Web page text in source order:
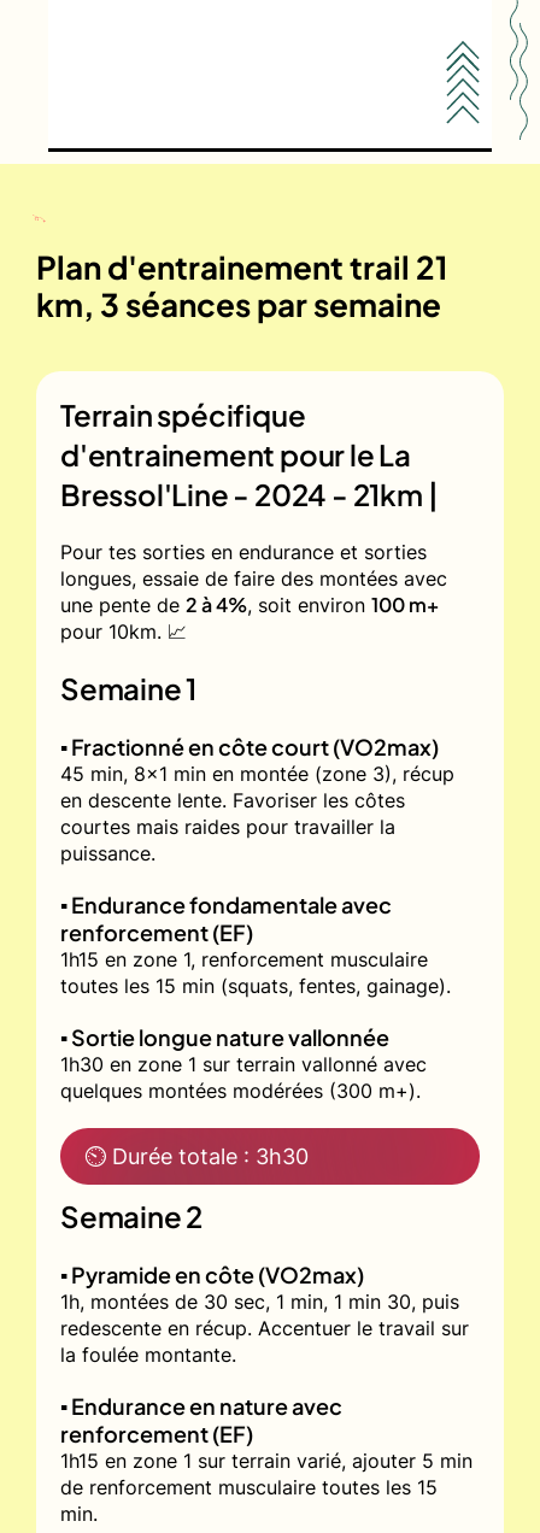
Plan d'entrainement trail 21
km, 3 séances par semaine
Terrain spécifique
d'entrainement pour leLa
Bressol'Line - 2024 - 21km |
Pour tes sorties en endurance et sorties
longues, essaie de faire des montées avec
une pente de 2 à 4%, soit environ 100 m+
pour 10km. 📈
Semaine 1
▪️ Fractionné en côte court (VO2max)
45 min, 8x1 min en montée (zone 3), récup
en descente lente. Favoriser les côtes
courtes mais raides pour travailler la
puissance.
▪️ Endurance fondamentale avec
renforcement (EF)
1h15 en zone 1, renforcement musculaire
toutes les 15 min (squats, fentes, gainage).
▪️ Sortie longue nature vallonnée
1h30 en zone 1 sur terrain vallonné avec
quelques montées modérées (300 m+).
⏲ Durée totale : 3h30
Semaine 2
▪️ Pyramide en côte (VO2max)
1h, montées de 30 sec, 1 min, 1 min 30, puis
redescente en récup. Accentuer le travail sur
la foulée montante.
▪️ Endurance en nature avec
renforcement (EF)
1h15 en zone 1 sur terrain varié, ajouter 5 min
de renforcement musculaire toutes les 15
min.